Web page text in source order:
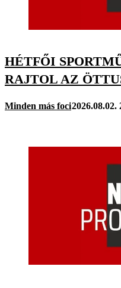
HÉTFŐI
RAJTOL AZ
Minden más foci2026.08.02.